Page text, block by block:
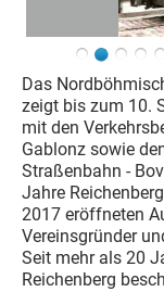
Das
zeigt bis zum 10.
mit den
Gablonz sowie
Straßenbahn -
Jahre
2017 eröffneten
Vereinsgründer
Seit mehr als 20
Reichenberg